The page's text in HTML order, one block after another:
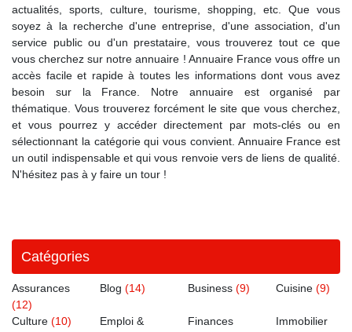
actualités, sports, culture, tourisme, shopping, etc. Que vous
soyez à la recherche d'une entreprise, d'une association, d'un
service public ou d'un prestataire, vous trouverez tout ce que
vous cherchez sur notre annuaire ! Annuaire France vous offre un
accès facile et rapide à toutes les informations dont vous avez
besoin sur la France. Notre annuaire est organisé par
thématique. Vous trouverez forcément le site que vous cherchez,
et vous pourrez y accéder directement par mots-clés ou en
sélectionnant la catégorie qui vous convient. Annuaire France est
un outil indispensable et qui vous renvoie vers de liens de qualité.
N'hésitez pas à y faire un tour !
Catégories
Assurances
(12)
Blog (14) Business (9) Cuisine (9)
Culture (10)
Emploi &
Finances
Immobilier